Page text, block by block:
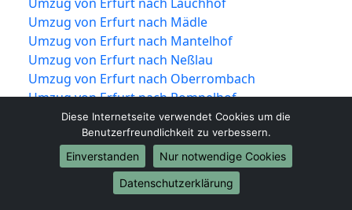
Umzug von Erfurt nach Mädle
Umzug von Erfurt nach Mantelhof
Umzug von Erfurt nach Neßlau
Umzug von Erfurt nach Oberrombach
Umzug von Erfurt nach Pompelhof
Umzug von Erfurt nach Rauental
Umzug von Erfurt nach Sandberg
Umzug von Erfurt nach Sauerbachhof
Umzug von Erfurt nach Schwalbenhof
Umzug von Erfurt nach Sofienhof
Diese Internetseite verwendet Cookies um die
Benutzerfreundlichkeit zu verbessern.
Einverstanden
Nur notwendige Cookies
Datenschutzerklärung